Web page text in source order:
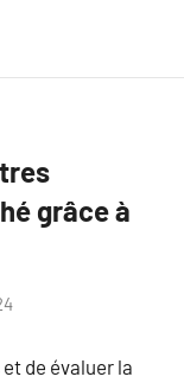
grâce à
de évaluer la